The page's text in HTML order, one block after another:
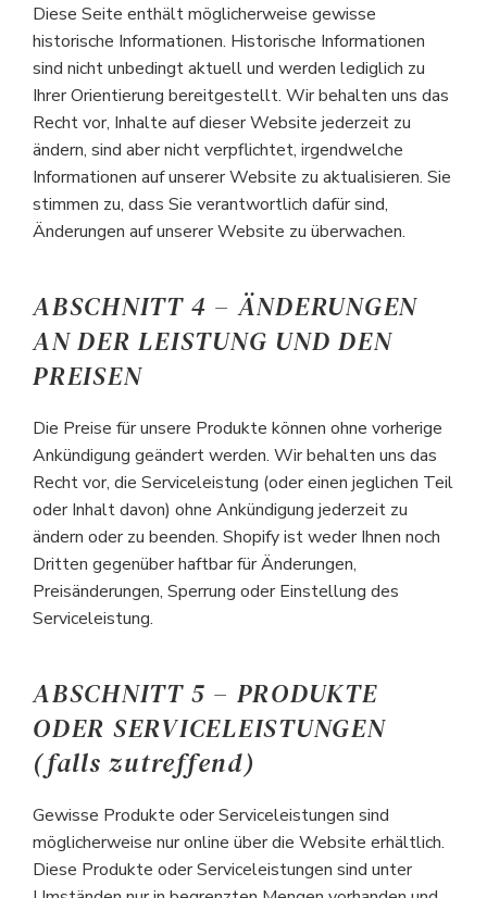
Diese Seite enthält möglicherweise gewisse
historische Informationen. Historische Informationen
sind nicht unbedingt aktuell und werden lediglich zu
Ihrer Orientierung bereitgestellt. Wir behalten uns das
Recht vor, Inhalte auf dieser Website jederzeit zu
ändern, sind aber nicht verpflichtet, irgendwelche
Informationen auf unserer Website zu aktualisieren. Sie
stimmen zu, dass Sie verantwortlich dafür sind,
Änderungen auf unserer Website zu überwachen.
ABSCHNITT 4 – ÄNDERUNGEN
AN DER LEISTUNG UND DEN
PREISEN
Die Preise für unsere Produkte können ohne vorherige
Ankündigung geändert werden. Wir behalten uns das
Recht vor, die Serviceleistung (oder einen jeglichen Teil
oder Inhalt davon) ohne Ankündigung jederzeit zu
ändern oder zu beenden. Shopify ist weder Ihnen noch
Dritten gegenüber haftbar für Änderungen,
Preisänderungen, Sperrung oder Einstellung des
Serviceleistung.
ABSCHNITT 5 – PRODUKTE
ODER SERVICELEISTUNGEN
(falls zutreffend)
Gewisse Produkte oder Serviceleistungen sind
möglicherweise nur online über die Website erhältlich.
Diese Produkte oder Serviceleistungen sind unter